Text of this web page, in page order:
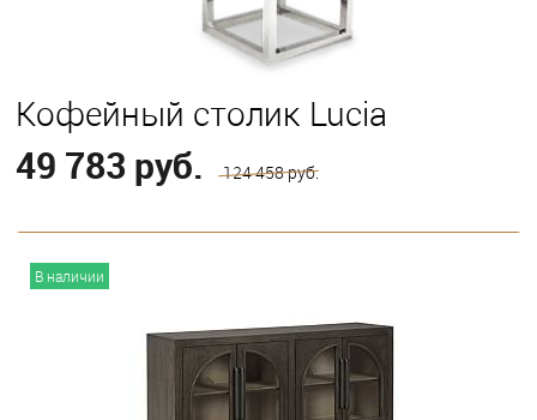
Кофейный столик Lucia
49 783 руб. 124 458 руб.
В наличии